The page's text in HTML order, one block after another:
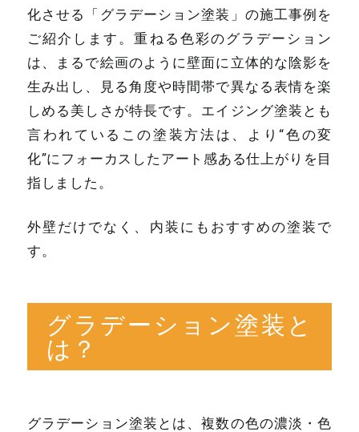
化させる「グラデーション塗装」の施工事例を
ご紹介します。重ねる色彩のグラデーション
は、まるで絵画のように壁面に立体的な陰影を
生み出し、見る角度や時間帯で異なる表情を楽
しめる美しさが特長です。エイジング塗装とも
言われているこの塗装方法は、より“色の変
化”にフォーカスしたアート感ある仕上がりを目
指しました。
外壁だけでなく、内装にもおすすめの塗装で
す。
グラデーション塗装と
は？
グラデーション塗装とは、複数の色の濃淡・色